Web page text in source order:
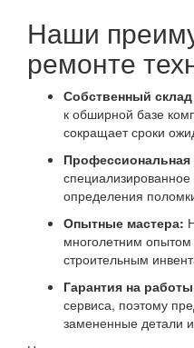
Наши
ремонте
Собственный склад
к обширной базе
сокращает сроки
Профессиональная
определения
Опытные мастера:
многолетним
строительным
Гарантия на
сервиса, поэтому
замененные детали